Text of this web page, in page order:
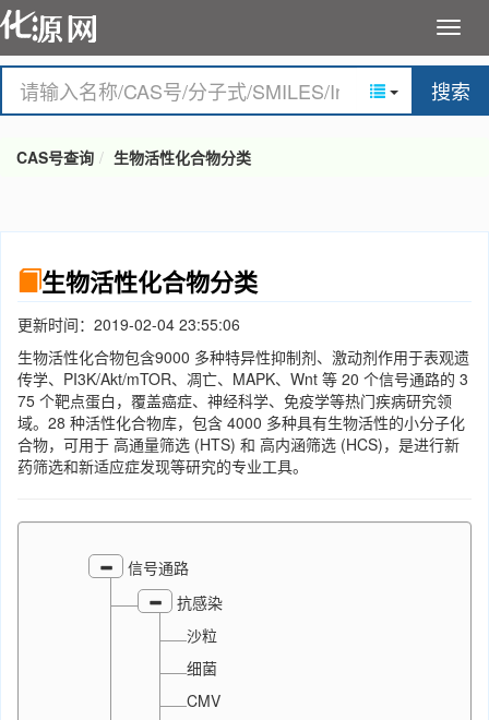
搜索
CAS号查询 生物活性化合物分类
生物活性化合物分类
更新时间：2019-02-04 23:55:06
生物活性化合物包含9000 多种特异性抑制剂、激动剂作用于表观遗
传学、PI3K/Akt/mTOR、凋亡、MAPK、Wnt 等 20 个信号通路的 3
75 个靶点蛋白，覆盖癌症、神经科学、免疫学等热门疾病研究领
域。28 种活性化合物库，包含 4000 多种具有生物活性的小分子化
合物，可用于 高通量筛选 (HTS) 和 高内涵筛选 (HCS)，是进行新
药筛选和新适应症发现等研究的专业工具。
信号通路
抗感染
沙粒
细菌
CMV